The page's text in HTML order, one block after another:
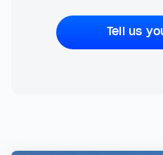
Tell us